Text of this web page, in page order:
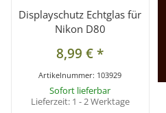
Displayschutz Echtglas für
Nikon D80
8,99 €*
Artikelnummer: 103929
Sofort lieferbar
Lieferzeit: 1 - 2 Werktage